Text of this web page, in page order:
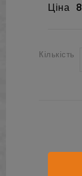
Ціна
Кількість